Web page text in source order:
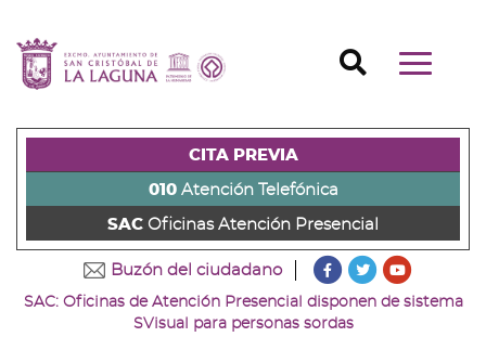
contenido
principal
página
s)
a
la
la
+
Ir
al
la
+
Ir
principal
u)
Mostrar/
Buscador
CITA PREVIA
010Atención Telefónica
SAC Oficinas Atención Presencial
Buzón del ciudadano
???
Ir
a
???
Ir
Ir
SAC: Oficinas de Atención Presencial disponen de sistema
SVisual para personas sordas